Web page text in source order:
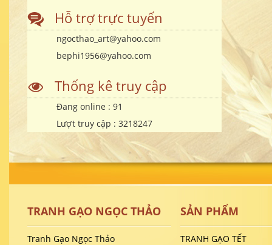
Hỗ trợ trực tuyến
ngocthao_art@yahoo.com
bephi1956@yahoo.com
Thống kê truy cập
Đang online : 91
Lượt truy cập : 3218247
TRANH GẠO NGỌC THẢO
Tranh Gạo Ngọc Thảo
SẢN PHẨM
TRANH GẠO TẾT